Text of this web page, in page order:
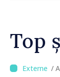
Top
/